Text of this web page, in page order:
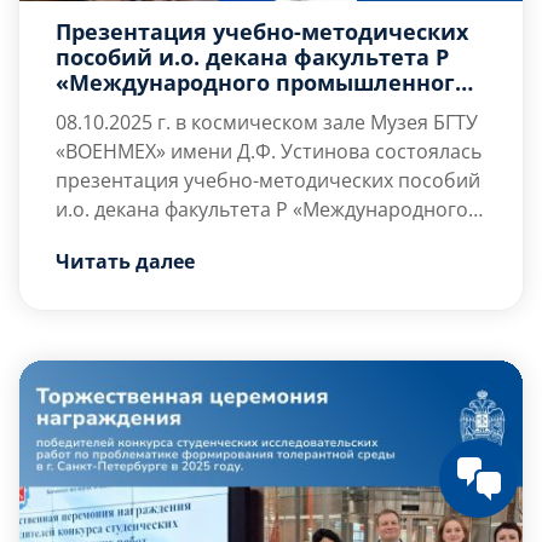
Презентация учебно-методических
пособий и.о. декана факультета Р
«Международного промышленного
менеджмента и коммуникации» в
соавторстве с коллективом кафедры
Р1 «Менеджмент организации»
08.10.2025 г. в космическом зале Музея БГТУ
«ВОЕНМЕХ» имени Д.Ф. Устинова состоялась
презентация учебно-методических пособий
и.о. декана факультета Р «Международного
коммуникации» д.э.н., профессор Шматко
организации».
С приветственными словами к участникам
презентации обратились профессор, доктор
технических наук, заслуженный деятель
науки Российской Федерации Ивченко Б.П.,
а […]
Читать далее